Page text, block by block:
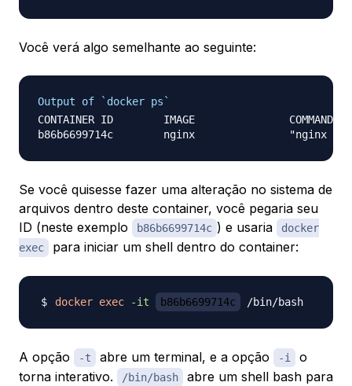
Você verá algo semelhante ao seguinte:
Output of `docker ps`
CONTAINER ID        IMAGE
Se você quisesse fazer uma alteração no sistema de
arquivos dentro deste container, você pegaria seu
ID (neste exemplo
b86b6699714c ) e usaria
docker
exec
para iniciar um shell dentro do container:
docker exec -it b86b6699714c
A opção -t abre um terminal, e a opção -i
o
torna interativo.
/bin/bash
abre um shell bash para